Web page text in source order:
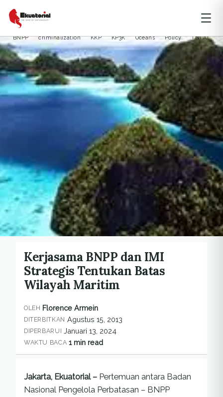
LAUT DAN MARITIM
BNPP criminalization KKP KP3K Oceans Policy TNI AL
Kerjasama BNPP dan IMI
Strategis Tentukan Batas
Wilayah Maritim
OLEH Florence Armein
DITERBITKAN Agustus 15, 2013
DIPERBARUI Januari 13, 2024
WAKTU BACA 1 min read
Jakarta, Ekuatorial – Pertemuan antara Badan
Nasional Pengelola Perbatasan – BNPP